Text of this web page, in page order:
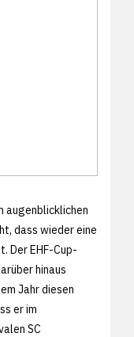
augenblicklichen
dass wieder eine
Der EHF-Cup-
hinaus
Jahr diesen
er im
SC